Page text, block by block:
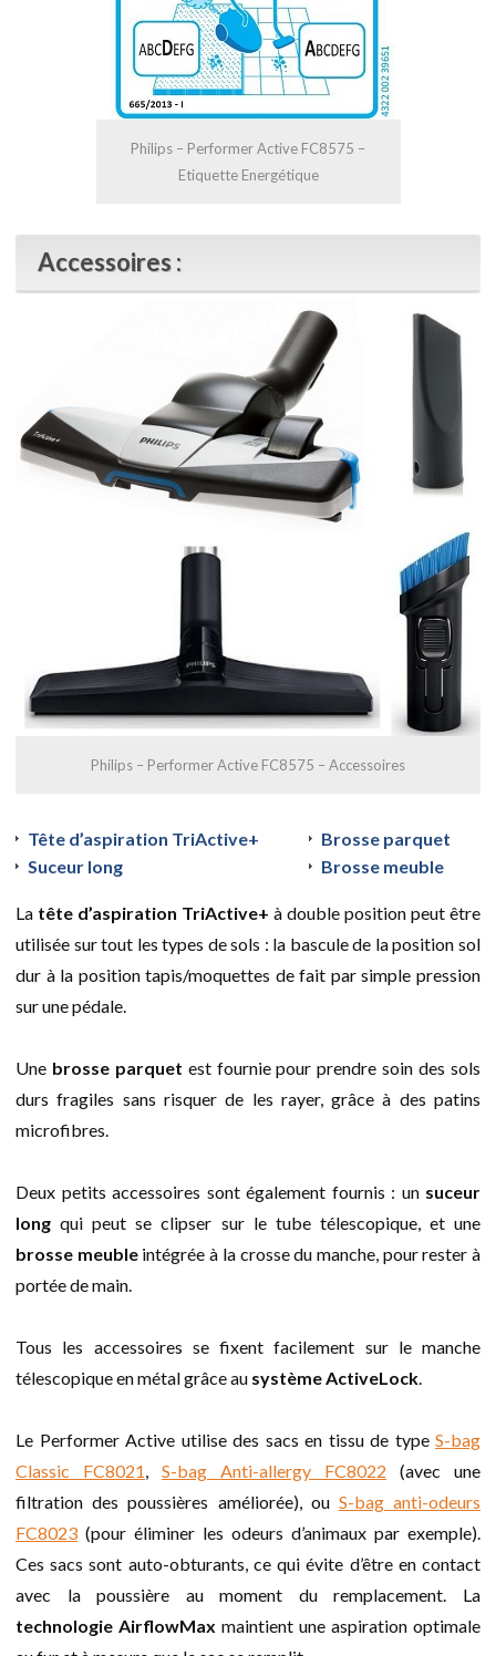
Philips – Performer Active FC8575 –
Etiquette Energétique
Accessoires :
Philips – Performer Active FC8575 – Accessoires
Tête d’aspiration TriActive+
Brosse parquet
Suceur long
Brosse meuble
La tête d’aspiration TriActive+ à double position peut être
utilisée sur tout les types de sols : la bascule de la position sol
dur à la position tapis/moquettes de fait par simple pression
sur une pédale.
Une brosse parquet est fournie pour prendre soin des sols
durs fragiles sans risquer de les rayer, grâce à des patins
microfibres.
Deux petits accessoires sont également fournis : un suceur
long qui peut se clipser sur le tube télescopique, et une
brosse meubleintégrée à la crosse du manche, pour rester à
portée de main.
Tous les accessoires se fixent facilement sur le manche
télescopique en métal grâce au système ActiveLock.
Le Performer Active utilise des sacs en tissu de type S-bag
Classic FC8021, S-bag Anti-allergy FC8022 (avec une
filtration des poussières améliorée), ou S-bag anti-odeurs
FC8023 (pour éliminer les odeurs d’animaux par exemple).
Ces sacs sont auto-obturants, ce qui évite d’être en contact
avec la poussière au moment du remplacement. La
technologie AirflowMax maintient une aspiration optimale